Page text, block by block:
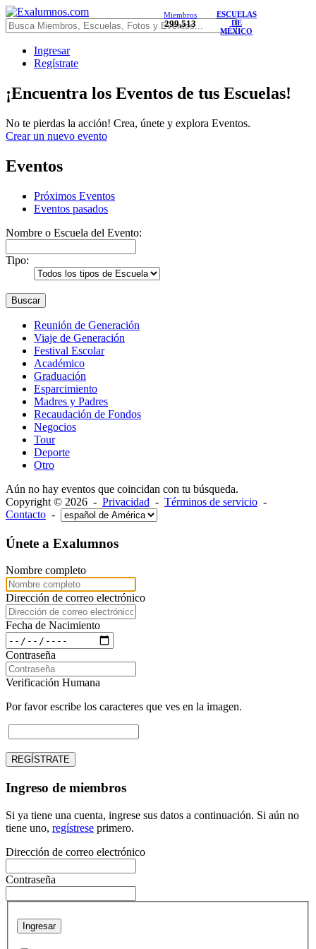
Miembros
299,513
ESCUELAS
DE
MÉXICO
Ingresar
Regístrate
¡Encuentra los Eventos de tus Escuelas!
No te pierdas la acción! Crea, únete y explora Eventos.
Crear un nuevo evento
Eventos
Próximos Eventos
Eventos pasados
Nombre o Escuela del Evento:
Tipo:
Buscar
Reunión de Generación
Viaje de Generación
Festival Escolar
Académico
Graduación
Esparcimiento
Madres y Padres
Recaudación de Fondos
Negocios
Tour
Deporte
Otro
Aún no hay eventos que coincidan con tu búsqueda.
Copyright © 2026 - Privacidad - Términos de servicio -
Contacto -
Únete a Exalumnos
Nombre completo
Dirección de correo electrónico
Fecha de Nacimiento
Contraseña
Verificación Humana
Por favor escribe los caracteres que ves en la imagen.
REGÍSTRATE
Ingreso de miembros
Si ya tiene una cuenta, ingrese sus datos a continuación. Si aún no
tiene uno, regístrese primero.
Dirección de correo electrónico
Contraseña
Ingresar